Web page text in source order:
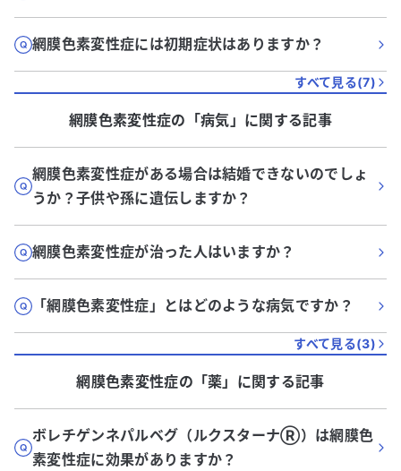
網膜色素変性症には初期症状はありますか？
すべて見る(7)
網膜色素変性症の「病気 」に関する記事
網膜色素変性症がある場合は結婚できないのでしょ
うか？子供や孫に遺伝しますか？
網膜色素変性症が治った人はいますか？
「網膜色素変性症」とはどのような病気ですか？
すべて見る(3)
網膜色素変性症の「薬」に関する記事
ボレチゲンネパルベグ（ルクスターナⓇ）は網膜色
素変性症に効果がありますか？